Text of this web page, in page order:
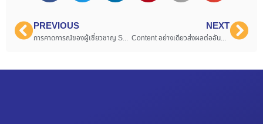
PREVIOUS
การคาดการณ์ของผู้เชี่ยวชาญ SEO เกี่ยวกับการเปลี่ยนแปลงของ Google Algorithm 2023
NEXT
Content อย่างเดียวส่งผลต่ออันดับบน Google เลยหรือเปล่า ?